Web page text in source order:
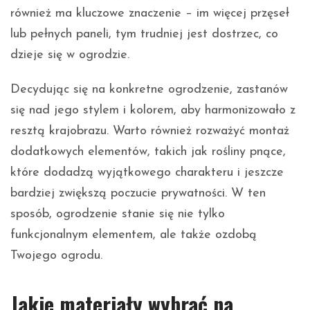
również ma kluczowe znaczenie – im więcej przęseł
lub pełnych paneli, tym trudniej jest dostrzec, co
dzieje się w ogrodzie.
Decydując się na konkretne ogrodzenie, zastanów
się nad jego stylem i kolorem, aby harmonizowało z
resztą krajobrazu. Warto również rozważyć montaż
dodatkowych elementów, takich jak rośliny pnące,
które dodadzą wyjątkowego charakteru i jeszcze
bardziej zwiększą poczucie prywatności. W ten
sposób, ogrodzenie stanie się nie tylko
funkcjonalnym elementem, ale także ozdobą
Twojego ogrodu.